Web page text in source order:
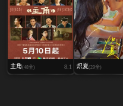
主角(48全) 8.1 炽夏(29全)